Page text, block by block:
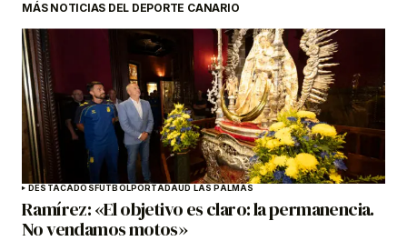
MÁS NOTICIAS DEL DEPORTE CANARIO
DESTACADOS FÚTBOLPORTADAUD LAS PALMAS
Ramírez: «El objetivo es claro: la permanencia.
No vendamos motos»